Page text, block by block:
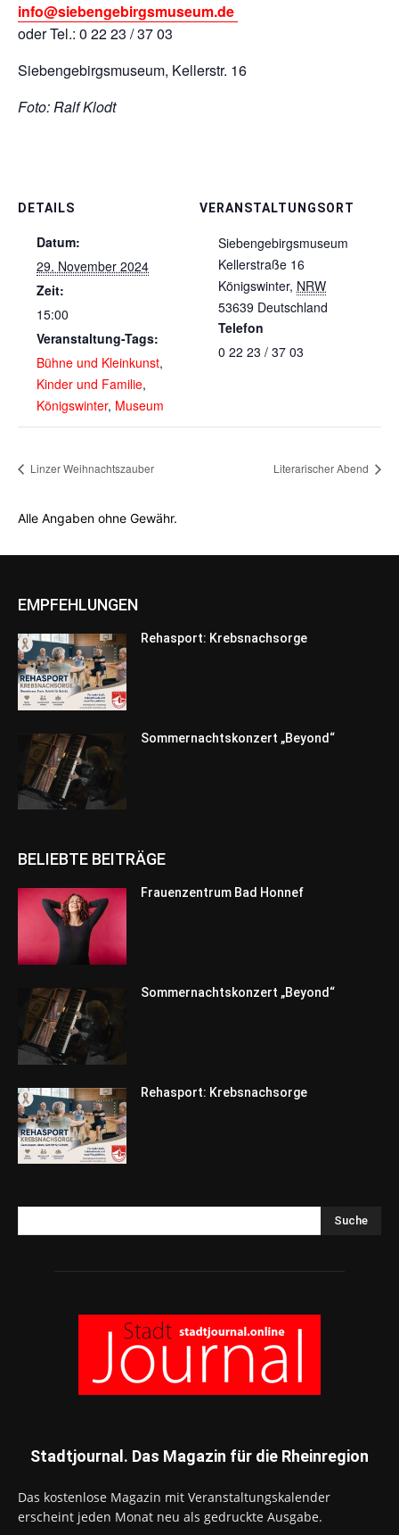
info@siebengebirgsmuseum.de
oder Tel.: 0 22 23 / 37 03
Siebengebirgsmuseum, Kellerstr. 16
Foto: Ralf Klodt
DETAILS
Datum:
29. November 2024
Zeit:
15:00
Veranstaltung-Tags:
Bühne und Kleinkunst,
Kinder und Familie,
Königswinter, Museum
VERANSTALTUNGSORT
Siebengebirgsmuseum
Kellerstraße 16
Königswinter, NRW
53639 Deutschland
Telefon
0 22 23 / 37 03
Linzer Weihnachtszauber Literarischer Abend
Alle Angaben ohne Gewähr.
EMPFEHLUNGEN
Rehasport: Krebsnachsorge
Sommernachtskonzert „Beyond“
BELIEBTE BEITRÄGE
Frauenzentrum Bad Honnef
Sommernachtskonzert „Beyond“
Rehasport: Krebsnachsorge
Suche
Stadtjournal. Das Magazin für die Rheinregion
Das kostenlose Magazin mit Veranstaltungskalender
erscheint jeden Monat neu als gedruckte Ausgabe.